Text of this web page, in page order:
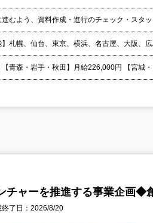
むよう、資料作成・進行のチェック・スタ
】札幌、仙台、東京、横浜、名古屋、大阪、
青森・岩手・秋田】月給226,000円 【宮城・
チャーを推進する事業企画◆
終了日：2026/8/20